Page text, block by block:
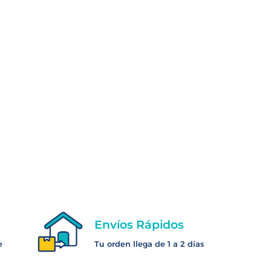
Envíos Rápidos
Tu orden llega de 1 a 2 días